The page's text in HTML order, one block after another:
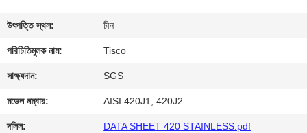
মান
নিয়ন্ত্রণ
যোগাযোগ
করুন
উৎপত্তি স্থল: চীন
পরিচিতিমুলক নাম: Tisco
সাক্ষ্যদান: SGS
মডেল নম্বার: AISI 420J1, 420J2
দলিল: DATA SHEET 420 STAINLESS.pdf